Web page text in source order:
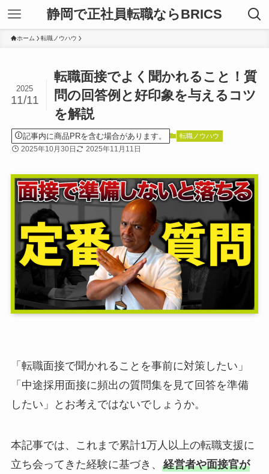
静岡で正社員転職ならBRICS
ホーム 転職ノウハウ
転職面接でよく聞かれること！質
問の回答例と好印象を与えるコツ
を解説
2025
11/11
記事内に商品PRを含む場合があります。 転職ノウハウ
2025年10月30日 2025年11月11日
「転職面接で聞かれることを事前に対策したい」
「中途採用面接に頻出の質問集を見て回答を準備
したい」とお考えではないでしょうか。
本記事では、これまで累計1万人以上の転職支援に
立ち会ってきた経験に基づき、 経営者や面接官が